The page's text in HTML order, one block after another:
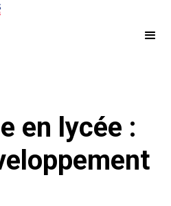
en lycée :